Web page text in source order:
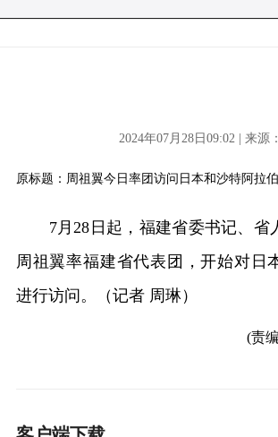
2024年07月28日09:02 | 来源：
原标题：周祖翼今日率团访问日本和沙特阿拉伯
7月28日起，福建省委书记、省
周祖翼率福建省代表团，开始对日
进行访问。（记者 周琳）
(责